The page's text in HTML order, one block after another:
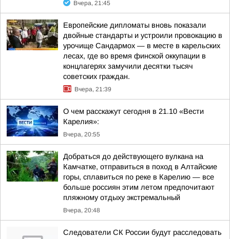
Вчера, 21:45
Европейские дипломаты вновь показали
двойные стандарты и устроили провокацию в
урочище Сандармох — в месте в карельских
лесах, где во время финской оккупации в
концлагерях замучили десятки тысяч
советских граждан.
Вчера, 21:39
О чем расскажут сегодня в 21.10 «Вести
Карелия»:
Вчера, 20:55
Добраться до действующего вулкана на
Камчатке, отправиться в поход в Алтайские
горы, сплавиться по реке в Карелию — все
больше россиян этим летом предпочитают
пляжному отдыху экстремальный
Вчера, 20:48
Следователи СК России будут расследовать